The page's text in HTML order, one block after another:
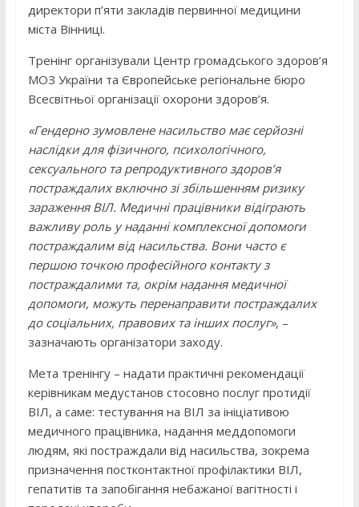
директори п’яти закладів первинної медицини
міста Вінниці.
Тренінг організували Центр громадського здоров’я
МОЗ України та Європейське регіональне бюро
Всесвітньої організації охорони здоров’я.
«Гендерно зумовлене насильство має серйозні
наслідки для фізичного, психологічного,
сексуального та репродуктивного здоров’я
постраждалих включно зі збільшенням ризику
зараження ВІЛ. Медичні працівники відіграють
важливу роль у наданні комплексної допомоги
постраждалим від насильства. Вони часто є
першою точкою професійного контакту з
постраждалими та, окрім надання медичної
допомоги, можуть перенаправити постраждалих
до соціальних, правових та інших послуг», –
зазначають організатори заходу.
Мета тренінгу – надати практичні рекомендації
керівникам медустанов стосовно послуг протидії
ВІЛ, а саме: тестування на ВІЛ за ініціативою
медичного працівника, надання меддопомоги
людям, які постраждали від насильства, зокрема
призначення постконтактної профілактики ВІЛ,
гепатитів та запобігання небажаної вагітності і